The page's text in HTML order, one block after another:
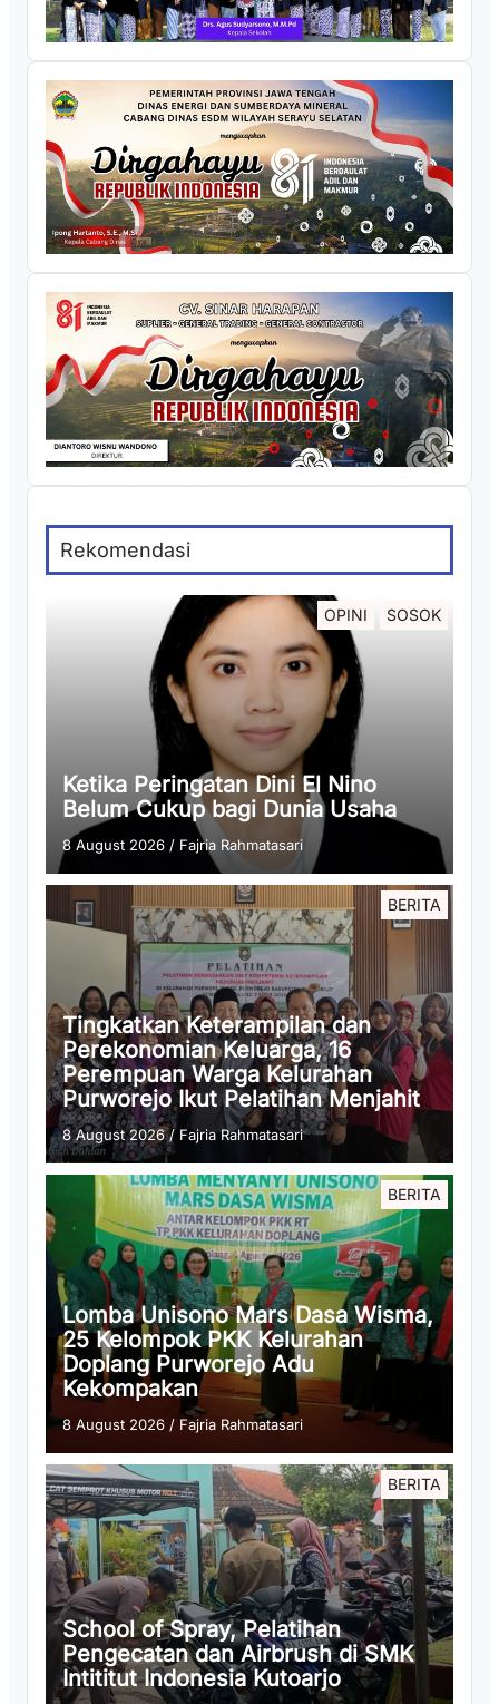
Rekomendasi
OPINI SOSOK
Ketika Peringatan Dini El Nino
Belum Cukup bagi Dunia Usaha
8 August 2026 / Fajria Rahmatasari
BERITA
Tingkatkan Keterampilan dan
Perekonomian Keluarga, 16
Perempuan Warga Kelurahan
Purworejo Ikut Pelatihan Menjahit
8 August 2026/ Fajria Rahmatasari
BERITA
Lomba Unisono Mars Dasa Wisma,
25 Kelompok PKK Kelurahan
Doplang Purworejo Adu
Kekompakan
8 August 2026 / Fajria Rahmatasari
BERITA
School of Spray, Pelatihan
Pengecatan dan Airbrush di SMK
Intititut Indonesia Kutoarjo